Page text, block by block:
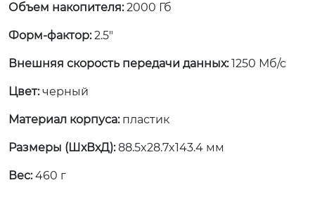
Объем накопителя:2000 Гб
Форм-фактор:2.5"
Внешняя скорость передачи данных:1250 Мб/с
Цвет:черный
Материал корпуса:пластик
Размеры (ШхВхД):88.5x28.7x143.4 мм
Вес:460 г